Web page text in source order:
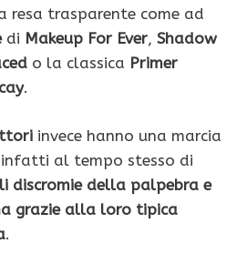
resa trasparente come ad
di Makeup For Ever, Shadow
o la classica Primer
.
invece hanno una marcia
al tempo stesso di
discromie della palpebra e
grazie alla loro tipica
.